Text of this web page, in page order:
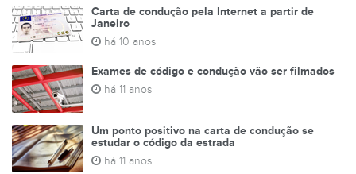
Carta de condução pela Internet a partir de
Janeiro
há 10 anos
Exames de código e condução vão ser filmados
há 11 anos
Um ponto positivo na carta de condução se
estudar o código da estrada
há 11 anos